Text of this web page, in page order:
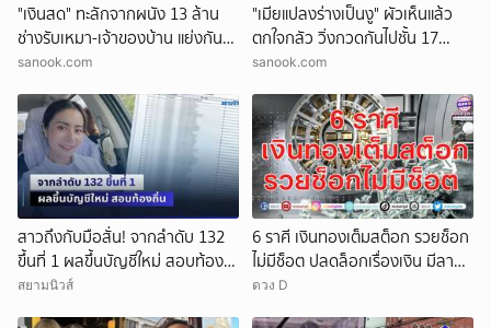
"เงินสด" ทะลักจากผนัง 13 ล้าน
ช่างรับเหมา-เจ้าของบ้าน แย่งกัน
วุ่น สุดท้ายศาลตัดสินให้ใคร?!
sanook.com
"เมียแปลงร่างเป็นงู" ผัวเห็นแล้ว
ตกใจกลัว วิ่งกวดกันไปชั้น 17
ตร.เผยบทสรุปคดีสุดแปลก!
sanook.com
สาวถึงกับมือสั่น! จากลำดับ 132
ขึ้นที่ 1 ผลขึ้นบัญชีใหม่ สอบท้อง
ถิ่น
สยามนิวส์
6 ราศี เงินทองเต็มสต็อก รวยช็อก
ไม่มีช็อต ปลดล็อกเรื่องเงิน มีลาภ
ลอยจ่อคิว
ดวง D